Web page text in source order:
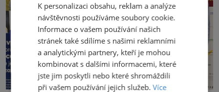
K personalizaci obsahu, reklam a analýze
návštěvnosti používáme soubory cookie.
Informace o vašem používání našich
stránek také sdílíme s našimi reklamními
a analytickými partnery, kteří je mohou
kombinovat s dalšími informacemi, které
jste jim poskytli nebo které shromáždili
při vašem používání jejich služeb.Více